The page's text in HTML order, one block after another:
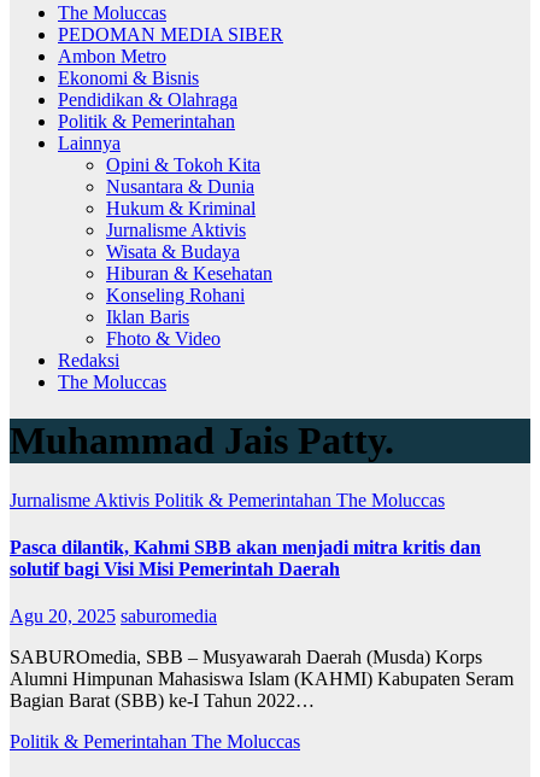
The Moluccas
PEDOMAN MEDIA SIBER
Ambon Metro
Ekonomi & Bisnis
Pendidikan & Olahraga
Politik & Pemerintahan
Lainnya
Opini & Tokoh Kita
Nusantara & Dunia
Hukum & Kriminal
Jurnalisme Aktivis
Wisata & Budaya
Hiburan & Kesehatan
Konseling Rohani
Iklan Baris
Fhoto & Video
Redaksi
The Moluccas
Muhammad Jais Patty.
Jurnalisme Aktivis Politik & Pemerintahan The Moluccas
Pasca dilantik, Kahmi SBB akan menjadi mitra kritis dan
solutif bagi Visi Misi Pemerintah Daerah
Agu 20, 2025 saburomedia
SABUROmedia, SBB – Musyawarah Daerah (Musda) Korps
Alumni Himpunan Mahasiswa Islam (KAHMI) Kabupaten Seram
Bagian Barat (SBB) ke-I Tahun 2022…
Politik & Pemerintahan The Moluccas